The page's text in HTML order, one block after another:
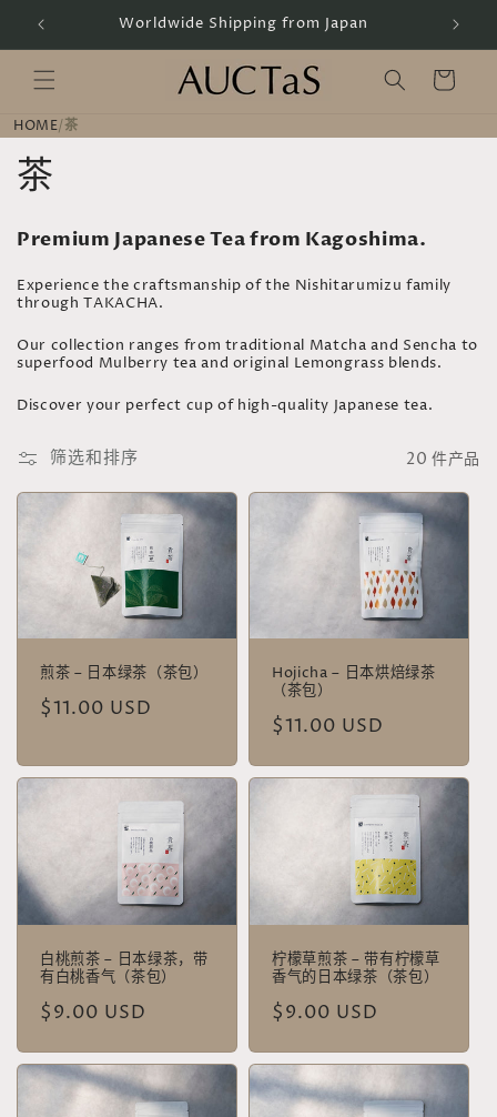
跳到内
容
Handcrafted by Artisans
购
物
HOME/茶
收
藏
:
茶
Premium Japanese Tea from Kagoshima.
Experience the craftsmanship of the Nishitarumizu family
through TAKACHA.
Our collection ranges from traditional Matcha and Sencha to
superfood Mulberry tea and original Lemongrass blends.
Discover your perfect cup of high-quality Japanese tea.
筛选和排序 20 件产品
煎茶 – 日本绿茶（茶包）
常
价
$11.00 USD
Hojicha – 日本烘焙绿茶
（茶包）
常
价
$11.00 USD
白桃煎茶 – 日本绿茶，带
有白桃香气（茶包）
常
价
$9.00 USD
柠檬草煎茶 – 带有柠檬草
香气的日本绿茶（茶包）
常
价
格
$9.00 USD